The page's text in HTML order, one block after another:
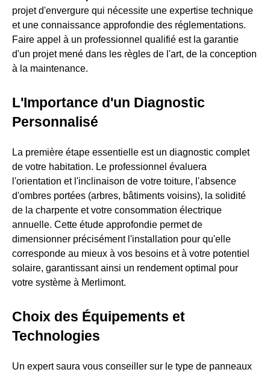
projet d'envergure qui nécessite une expertise technique
et une connaissance approfondie des réglementations.
Faire appel à un professionnel qualifié est la garantie
d'un projet mené dans les règles de l'art, de la conception
à la maintenance.
L'Importance d'un Diagnostic
Personnalisé
La première étape essentielle est un diagnostic complet
de votre habitation. Le professionnel évaluera
l'orientation et l'inclinaison de votre toiture, l'absence
d'ombres portées (arbres, bâtiments voisins), la solidité
de la charpente et votre consommation électrique
annuelle. Cette étude approfondie permet de
dimensionner précisément l'installation pour qu'elle
corresponde au mieux à vos besoins et à votre potentiel
solaire, garantissant ainsi un rendement optimal pour
votre système à Merlimont.
Choix des Équipements et
Technologies
Un expert saura vous conseiller sur le type de panneaux